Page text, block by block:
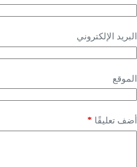
البريد الإلكتروني
الموقع
أضف تعليقًا *